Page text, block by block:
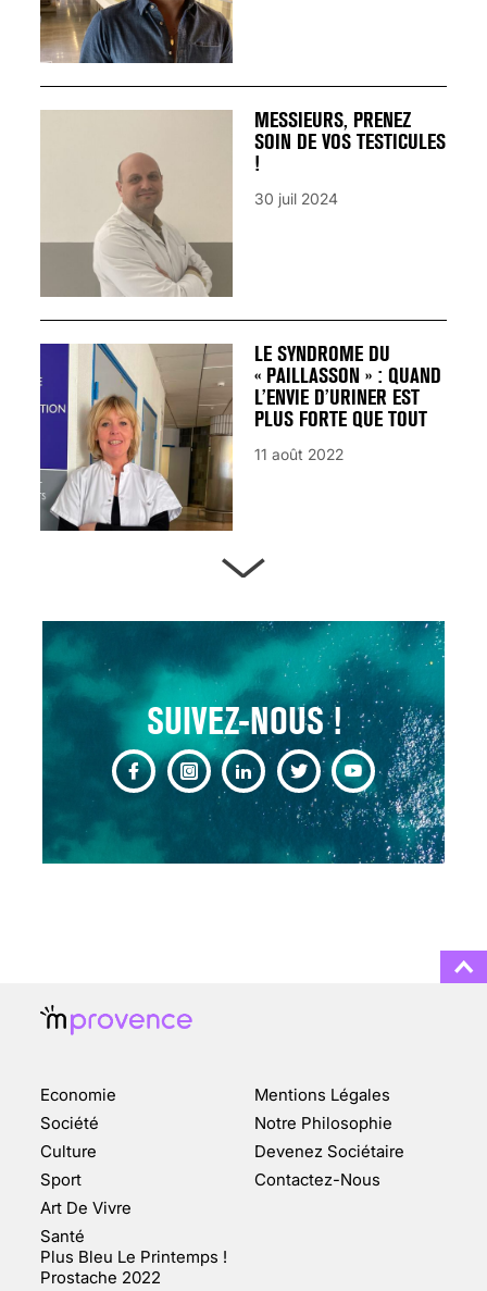
SUIVEZ-NOUS !
MESSIEURS, PRENEZ
SOIN DE VOS TESTICULES
!
30 juil 2024
LE SYNDROME DU
« PAILLASSON » : QUAND
L’ENVIE D’URINER EST
PLUS FORTE QUE TOUT
11 août 2022
13 août 2024
CHANGEMENT DE SEXE :
DES DEMANDES
TOUJOURS PLUS
FAIT SURFACE À
MARSEILLE (1/5)
10 jan 2022
Economie
Société
Culture
Sport
Art De Vivre
Santé
Plus Bleu Le Printemps !
Prostache 2022
Mentions Légales
Notre Philosophie
Devenez Sociétaire
Contactez-Nous